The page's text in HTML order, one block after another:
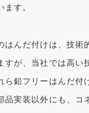
ます。
はんだ付けは、技術
すが、当社では高い
ら鉛フリーはんだ付
品実装以外にも、コ